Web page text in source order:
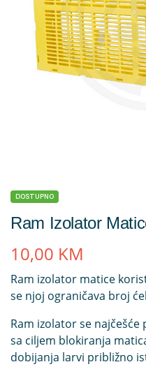
DOSTUPNO
Ram Izolator
10,00 KM
Ram izolator matice
se njoj ograničava broj
Ram izolator se
sa ciljem blokiranja
dobijanja larvi približno